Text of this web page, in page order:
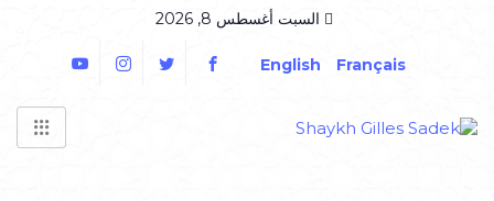
السبت أغسطس 8, 2026
Français
English